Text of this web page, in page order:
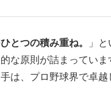
とつの積み重ね。
」
な原則が詰まっていま
は、プロ野球界で卓